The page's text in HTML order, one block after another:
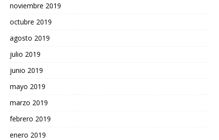
noviembre 2019
octubre 2019
agosto 2019
julio 2019
junio 2019
mayo 2019
marzo 2019
febrero 2019
enero 2019